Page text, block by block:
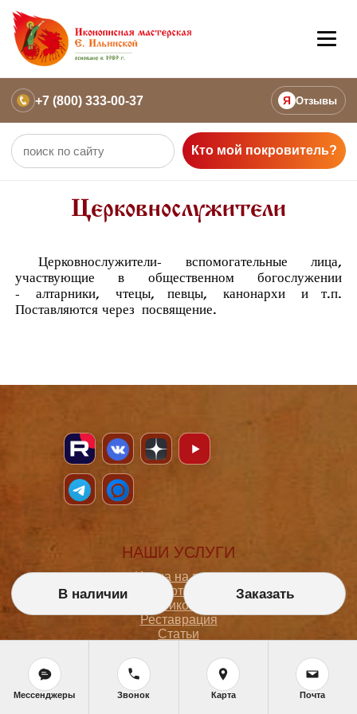
+7 (800) 333-00-37 Я Отзывы
Кто мой покровитель?
Церковнослужители
Церковнослужители- вспомогательные лица,
участвующие в общественном богослужении
- алтарники, чтецы, певцы,канонархи и т.п.
Поставляются через посвящение.
НАШИ УСЛУГИ
Икона на заказ
Магазин готовых икон
Школа иконописи
Реставрация
Статьи
ПОКУПАТЕЛЮ
В наличии Заказать
Мессенджеры Звонок Карта Почта